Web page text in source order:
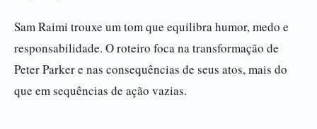
Sam Raimi trouxe um tom que equilibra humor, medo e
responsabilidade. O roteiro foca na transformação de
Peter Parker e nas consequências de seus atos, mais do
que em sequências de ação vazias.